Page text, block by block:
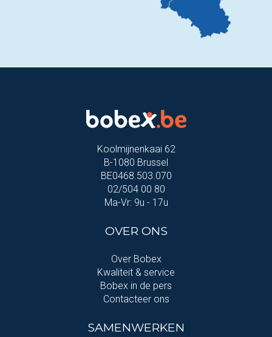
Koolmijnenkaai 62
B-1080 Brussel
BE0468.503.070
02/504 00 80
Ma-Vr: 9u - 17u
OVER ONS
Over Bobex
Kwaliteit & service
Bobex in de pers
Contacteer ons
SAMENWERKEN